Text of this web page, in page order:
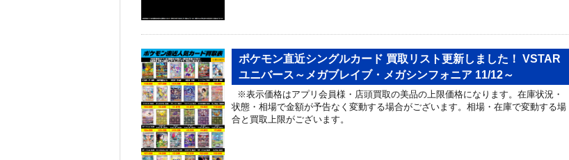
ポケモン直近シングルカード 買取リスト更新しました！ VSTAR
ユニバース～メガブレイブ・メガシンフォニア 11/12～
※表示価格はアプリ会員様・店頭買取の美品の上限価格になります。在庫状況・
状態・相場で金額が予告なく変動する場合がございます。相場・在庫で変動する場
合と買取上限がございます。